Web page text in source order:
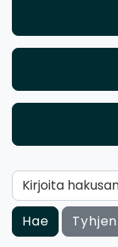
Kirjoita
Hae